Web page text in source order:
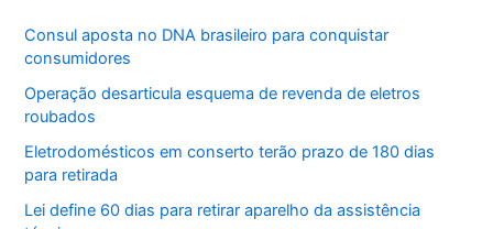
Consul aposta no DNA brasileiro para conquistar
consumidores
Operação desarticula esquema de revenda de eletros
roubados
Eletrodomésticos em conserto terão prazo de 180 dias
para retirada
Lei define 60 dias para retirar aparelho da assistência